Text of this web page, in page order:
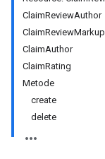
ClaimReviewAuthor
ClaimReviewMarkup
ClaimAuthor
ClaimRating
Metode
create
delete